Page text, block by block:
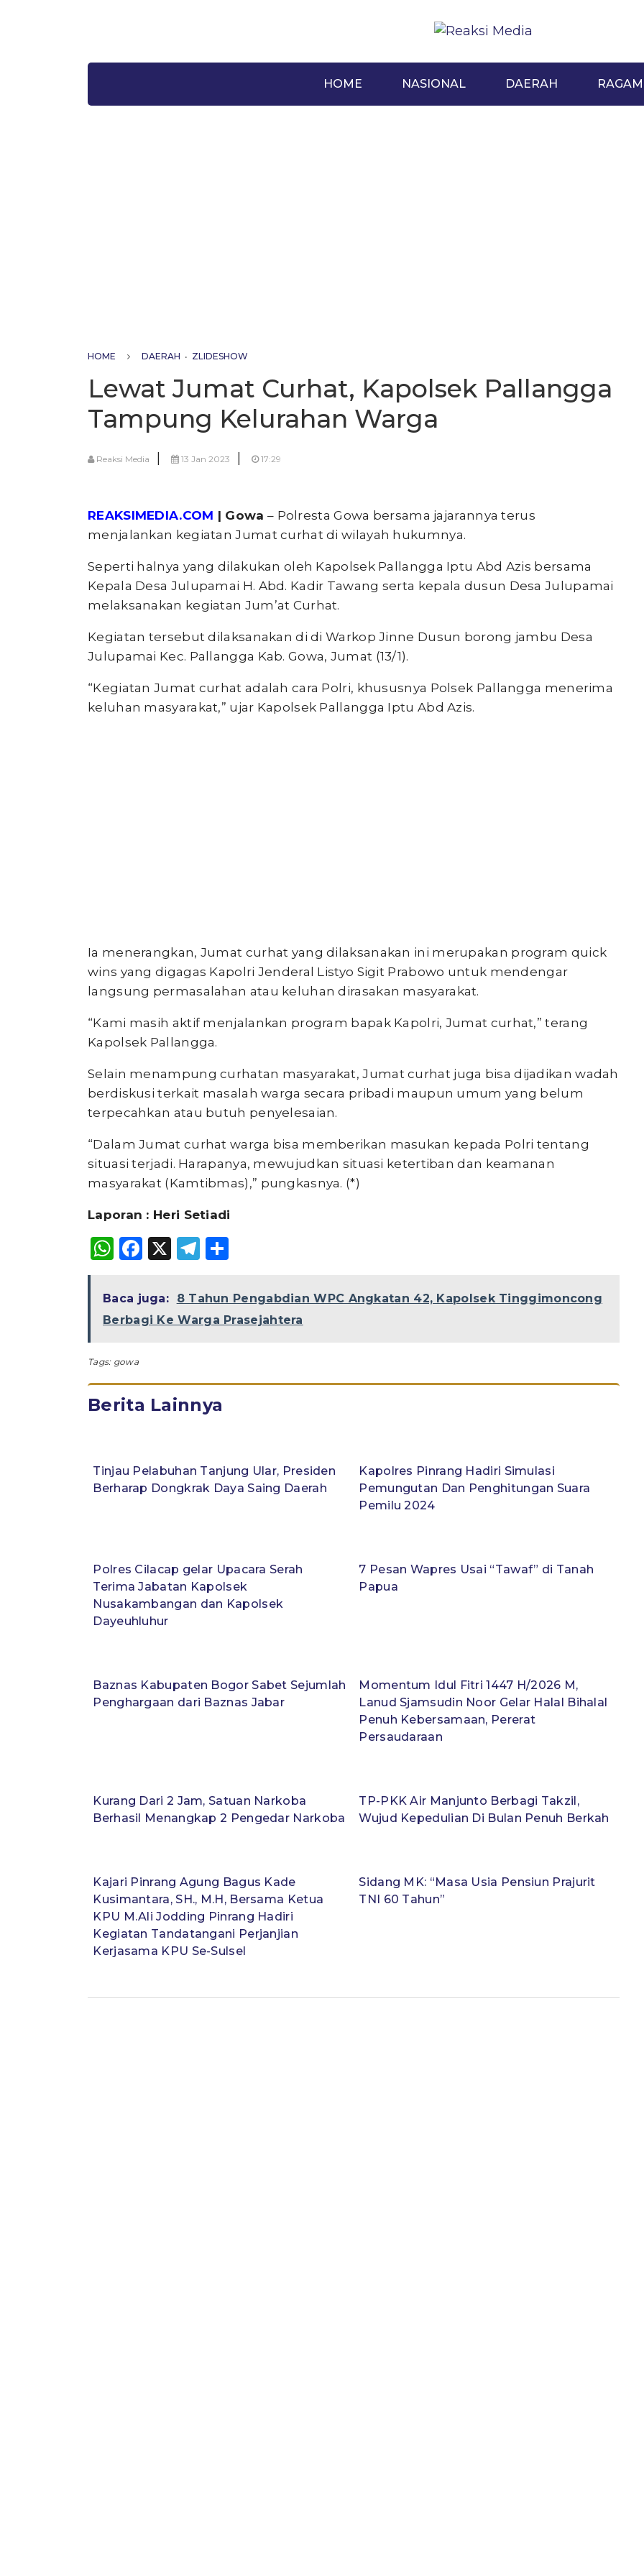
HOME NASIONAL DAERAH RAGAM
HOME DAERAH • ZLIDESHOW
Lewat Jumat Curhat, Kapolsek Pallangga
Tampung Kelurahan Warga
Reaksi Media 13 Jan 2023 17:29
REAKSIMEDIA.COM | Gowa – Polresta Gowa bersama jajarannya terus
menjalankan kegiatan Jumat curhat di wilayah hukumnya.
Seperti halnya yang dilakukan oleh Kapolsek Pallangga Iptu Abd Azis bersama
Kepala Desa Julupamai H. Abd. Kadir Tawang serta kepala dusun Desa Julupamai
melaksanakan kegiatan Jum’at Curhat.
Kegiatan tersebut dilaksanakan di di Warkop Jinne Dusun borong jambu Desa
Julupamai Kec. Pallangga Kab. Gowa, Jumat (13/1).
“Kegiatan Jumat curhat adalah cara Polri, khususnya Polsek Pallangga menerima
keluhan masyarakat,” ujar Kapolsek Pallangga Iptu Abd Azis.
Ia menerangkan, Jumat curhat yang dilaksanakan ini merupakan program quick
wins yang digagas Kapolri Jenderal Listyo Sigit Prabowo untuk mendengar
langsung permasalahan atau keluhan dirasakan masyarakat.
“Kami masih aktif menjalankan program bapak Kapolri, Jumat curhat,” terang
Kapolsek Pallangga.
Selain menampung curhatan masyarakat, Jumat curhat juga bisa dijadikan wadah
berdiskusi terkait masalah warga secara pribadi maupun umum yang belum
terpecahkan atau butuh penyelesaian.
“Dalam Jumat curhat warga bisa memberikan masukan kepada Polri tentang
situasi terjadi. Harapanya, mewujudkan situasi ketertiban dan keamanan
masyarakat (Kamtibmas),” pungkasnya. (*)
Laporan : Heri Setiadi
WhatsApp
Facebook
X Telegram
Baca juga:
8 Tahun Pengabdian WPC Angkatan 42, Kapolsek Tinggimoncong
Berbagi Ke Warga Prasejahtera
Tags: gowa
Berita Lainnya
Tinjau Pelabuhan Tanjung Ular, Presiden
Berharap Dongkrak Daya Saing Daerah
Kapolres Pinrang Hadiri Simulasi
Pemungutan Dan Penghitungan Suara
Pemilu 2024
Polres Cilacap gelar Upacara Serah
Terima Jabatan Kapolsek
Nusakambangan dan Kapolsek
Dayeuhluhur
7 Pesan Wapres Usai “Tawaf” di Tanah
Papua
Baznas Kabupaten Bogor Sabet Sejumlah
Penghargaan dari Baznas Jabar
Momentum Idul Fitri 1447 H/2026 M,
Lanud Sjamsudin Noor Gelar Halal Bihalal
Penuh Kebersamaan, Pererat
Persaudaraan
Kurang Dari 2 Jam, Satuan Narkoba
Berhasil Menangkap 2 Pengedar Narkoba
TP-PKK Air Manjunto Berbagi Takzil,
Wujud Kepedulian Di Bulan Penuh Berkah
Kajari Pinrang Agung Bagus Kade
Kusimantara, SH., M.H, Bersama Ketua
KPU M.Ali Jodding Pinrang Hadiri
Kegiatan Tandatangani Perjanjian
Kerjasama KPU Se-Sulsel
Sidang MK: “Masa Usia Pensiun Prajurit
TNI 60 Tahun”